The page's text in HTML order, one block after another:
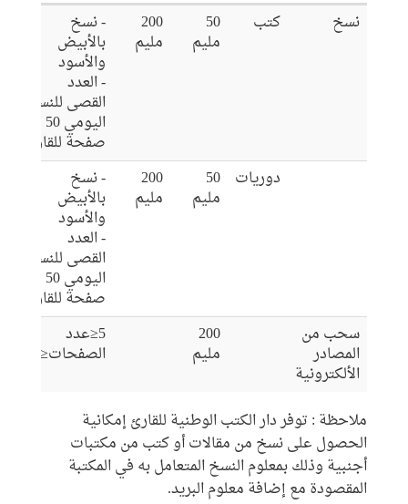
Horaires
نسخ
كتب 50
مليم
200
مليم
- نسخ
بالأبيض
والأسود
- العدد
القصى للنسخ
اليومي 50
صفحة للقارئ
دوريات 50
مليم
200
مليم
- نسخ
بالأبيض
والأسود
- العدد
القصى للنسخ
اليومي 50
صفحة للقارئ
سحب من
المصادر
الألكترونية
200
مليم
5≤عدد
الصفحات≤50
ملاحظة : توفر دار الكتب الوطنية للقارئ إمكانية
الحصول على نسخ من مقالات أو كتب من مكتبات
أجنبية وذلك بمعلوم النسخ المتعامل به في المكتبة
المقصودة مع إضافة معلوم البريد.